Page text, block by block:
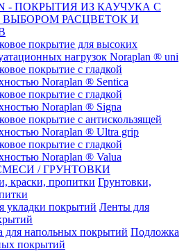
- ПОКРЫТИЯ ИЗ КАУЧУКА C
РАСЦВЕТОК И
покрытие для высоких
нагрузок Noraplan ® uni
покрытие с гладкой
Noraplan ® Sentica
покрытие с гладкой
Noraplan ® Signa
покрытие с антискользящей
Noraplan ® Ultra grip
покрытие с гладкой
Noraplan ® Valua
/ ГРУНТОВКИ
Грунтовки,
Ленты для
Подложка
покрытий